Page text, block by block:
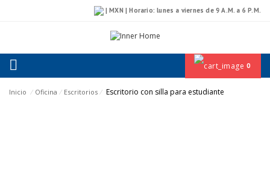
| MXN | Horario: lunes a viernes de 9 A.M. a 6 P.M.
0
Inicio ⁄ Oficina ⁄ Escritorios ⁄ Escritorio con silla para estudiante